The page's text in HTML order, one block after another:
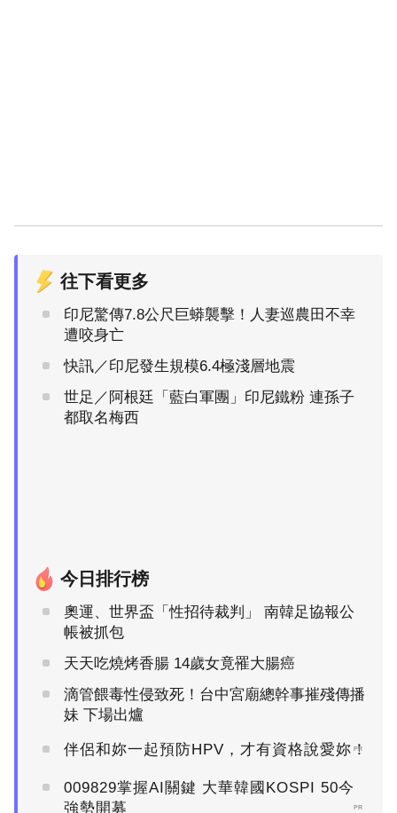
往下看更多
印尼驚傳7.8公尺巨蟒襲擊！人妻巡農田不幸
遭咬身亡
快訊／印尼發生規模6.4極淺層地震
世足／阿根廷「藍白軍團」印尼鐵粉 連孫子
都取名梅西
今日排行榜
奧運、世界盃「性招待裁判」 南韓足協報公
帳被抓包
天天吃燒烤香腸 14歲女竟罹大腸癌
滴管餵毒性侵致死！台中宮廟總幹事摧殘傳播
妹 下場出爐
伴侶和妳一起預防HPV，才有資格說愛妳！
PR
009829掌握AI關鍵 大華韓國KOSPI 50今
強勢開募
PR